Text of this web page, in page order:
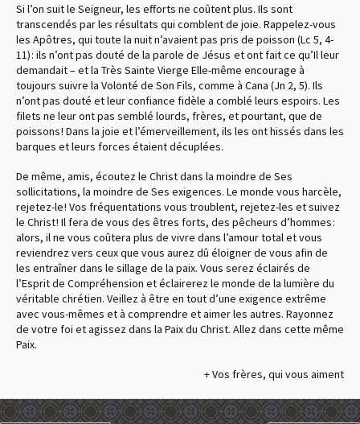
Si l’on suit le Seigneur, les efforts ne coûtent plus. Ils sont
transcendés par les résultats qui comblent de joie. Rappelez-vous
les Apôtres, qui toute la nuit n’avaient pas pris de poisson (Lc 5, 4-
11) : ils n’ont pas douté de la parole de Jésus et ont fait ce qu’Il leur
demandait – et la Très Sainte Vierge Elle-même encourage à
toujours suivre la Volonté de Son Fils, comme à Cana (Jn 2, 5). Ils
n’ont pas douté et leur confiance fidèle a comblé leurs espoirs. Les
filets ne leur ont pas semblé lourds, frères, et pourtant, que de
poissons ! Dans la joie et l’émerveillement, ils les ont hissés dans les
barques et leurs forces étaient décuplées.
De même, amis, écoutez le Christ dans la moindre de Ses
sollicitations, la moindre de Ses exigences. Le monde vous harcèle,
rejetez-le ! Vos fréquentations vous troublent, rejetez-les et suivez
le Christ ! Il fera de vous des êtres forts, des pêcheurs d’hommes :
alors, il ne vous coûtera plus de vivre dans l’amour total et vous
reviendrez vers ceux que vous aurez dû éloigner de vous afin de
les entraîner dans le sillage de la paix. Vous serez éclairés de
l’Esprit de Compréhension et éclairerez le monde de la lumière du
véritable chrétien. Veillez à être en tout d’une exigence extrême
avec vous-mêmes et à comprendre et aimer les autres. Rayonnez
de votre foi et agissez dans la Paix du Christ. Allez dans cette même
Paix.
+ Vos frères, qui vous aiment